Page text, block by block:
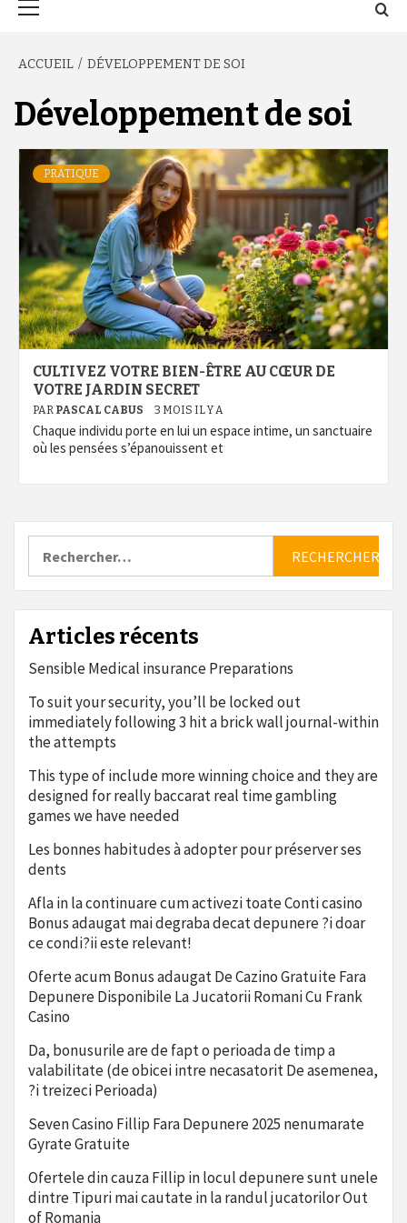
ACCUEIL DÉVELOPPEMENT DE SOI
Développement de soi
PRATIQUE
CULTIVEZ VOTRE BIEN-ÊTRE AU CŒUR DE
VOTRE JARDIN SECRET
PAR PASCAL CABUS 3 MOIS IL Y A
Chaque individu porte en lui un espace intime, un sanctuaire
où les pensées s’épanouissent et
Articles récents
Sensible Medical insurance Preparations
To suit your security, you’ll be locked out
immediately following 3 hit a brick wall journal-within
the attempts
This type of include more winning choice and they are
designed for really baccarat real time gambling
games we have needed
Les bonnes habitudes à adopter pour préserver ses
dents
Afla in la continuare cum activezi toate Conti casino
Bonus adaugat mai degraba decat depunere ?i doar
ce condi?ii este relevant!
Oferte acum Bonus adaugat De Cazino Gratuite Fara
Depunere Disponibile La Jucatorii Romani Cu Frank
Casino
Da, bonusurile are de fapt o perioada de timp a
valabilitate (de obicei intre necasatorit De asemenea,
?i treizeci Perioada)
Seven Casino Fillip Fara Depunere 2025 nenumarate
Gyrate Gratuite
Ofertele din cauza Fillip in locul depunere sunt unele
dintre Tipuri mai cautate in la randul jucatorilor Out
of Romania